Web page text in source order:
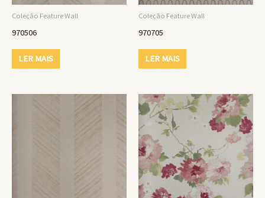
Coleção Feature Wall
970506
LER MAIS
Coleção Feature Wall
970705
LER MAIS